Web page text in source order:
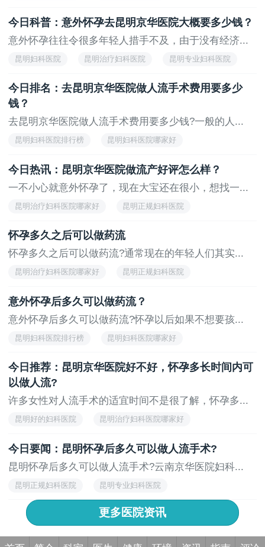
提醒患者*要及时到正规的医院进行检查与治疗哦，另外
提醒大家千万不要贪图便宜到不正规的医院进行手术!
上一页 下一页
今日科普：意外怀孕去昆明京华医院大概要多少钱？
意外怀孕往往令很多年轻人措手不及，由于没有经济...
昆明妇科医院 昆明治疗妇科医院 昆明专业妇科医院
今日排名：去昆明京华医院做人流手术费用要多少
钱？
去昆明京华医院做人流手术费用要多少钱?一般的人...
昆明妇科医院排行榜 昆明妇科医院哪家好
今日热讯：昆明京华医院做流产好评怎么样？
一不小心就意外怀孕了，现在大宝还在很小，想找一...
昆明治疗妇科医院哪家好 昆明正规妇科医院
怀孕多久之后可以做药流
怀孕多久之后可以做药流?通常现在的年轻人们其实...
昆明治疗妇科医院哪家好 昆明正规妇科医院
意外怀孕后多久可以做药流？
意外怀孕后多久可以做药流?怀孕以后如果不想要孩...
昆明妇科医院排行榜 昆明妇科医院哪家好
昆明正规妇科医院
今日推荐：昆明京华医院好不好，怀孕多长时间内可
以做人流?
许多女性对人流手术的适宜时间不是很了解，怀孕多...
昆明好的妇科医院 昆明治疗妇科医院哪家好
今日要闻：昆明怀孕后多久可以做人流手术?
昆明怀孕后多久可以做人流手术?云南京华医院妇科...
昆明正规妇科医院 昆明专业妇科医院
昆明治疗妇科医院 昆明妇科医院
昆明治疗妇科医院哪家好
更多医院资讯